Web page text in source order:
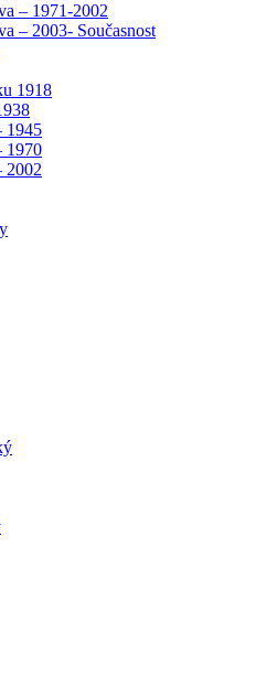
– 1971-2002
– 2003- Současnost
1918
1945
1970
2002